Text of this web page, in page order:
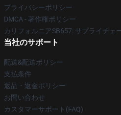
プライバシーポリシー
DMCA - 著作権ポリシー
カリフォルニアSB657: サプライチェ
当社のサポート
配送&配送ポリシー
支払条件
返品・返金ポリシー
お問い合わせ
カスタマーサポート(FAQ)